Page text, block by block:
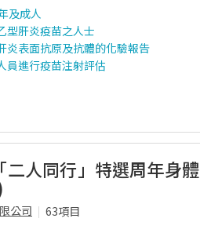
及成人
型肝炎疫苗之人士
炎表面抗原及抗體的化驗報告
員進行疫苗注射評估
人同行」特選周年身體
公司
63項目